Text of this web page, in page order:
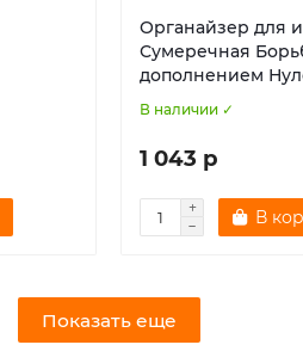
Органайзер для
Сумеречная
дополнением
В наличии ✓
1 043 р
В
Показать еще